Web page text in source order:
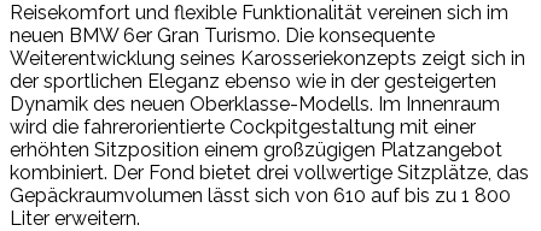
Reisekomfort und flexible Funktionalität vereinen sich im
neuen BMW 6er Gran Turismo. Die konsequente
Weiterentwicklung seines Karosseriekonzepts zeigt sich in
der sportlichen Eleganz ebenso wie in der gesteigerten
Dynamik des neuen Oberklasse-Modells. Im Innenraum
wird die fahrerorientierte Cockpitgestaltung mit einer
erhöhten Sitzposition einem großzügigen Platzangebot
kombiniert. Der Fond bietet drei vollwertige Sitzplätze, das
Gepäckraumvolumen lässt sich von 610 auf bis zu 1 800
Liter erweitern.